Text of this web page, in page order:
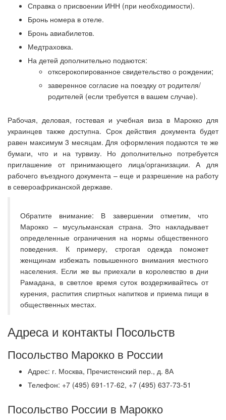
Справка о присвоении ИНН (при необходимости).
Бронь номера в отеле.
Бронь авиабилетов.
Медтраховка.
На детей дополнительно подаются:
отксерокопированное свидетельство о рождении;
заверенное согласие на поездку от родителя/
родителей (если требуется в вашем случае).
Рабочая, деловая, гостевая и учебная виза в Марокко для
украинцев также доступна. Срок действия документа будет
равен максимум 3 месяцам. Для оформления подаются те же
бумаги, что и на турвизу. Но дополнительно потребуется
приглашение от принимающего лица/организации. А для
рабочего въездного документа – еще и разрешение на работу
в североафриканской державе.
Обратите внимание: В завершении отметим, что
Марокко – мусульманская страна. Это накладывает
определенные ограничения на нормы общественного
поведения. К примеру, строгая одежда поможет
женщинам избежать повышенного внимания местного
населения. Если же вы приехали в королевство в дни
Рамадана, в светлое время суток воздерживайтесь от
курения, распития спиртных напитков и приема пищи в
общественных местах.
Адреса и контакты Посольств
Посольство Марокко в России
Адрес: г. Москва, Пречистенский пер., д. 8А
Телефон: +7 (495) 691-17-62, +7 (495) 637-73-51
Посольство России в Марокко